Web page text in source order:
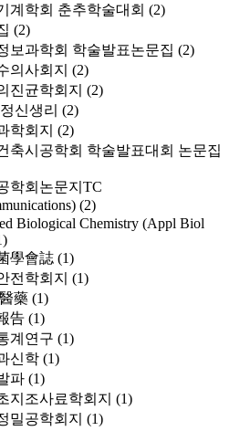
계학회 춘추학술대회 (2)
(2)
보과학회 학술발표논문집 (2)
의사회지 (2)
진균학회지 (2)
신생리 (2)
학회지 (2)
축시공학회 학술발표대회 논문집
학회논문지TC
(2)
Biological Chemistry (Appl Biol
學會誌 (1)
전학회지 (1)
藥 (1)
告 (1)
계연구 (1)
신학 (1)
파 (1)
지조사료학회지 (1)
밀공학회지 (1)